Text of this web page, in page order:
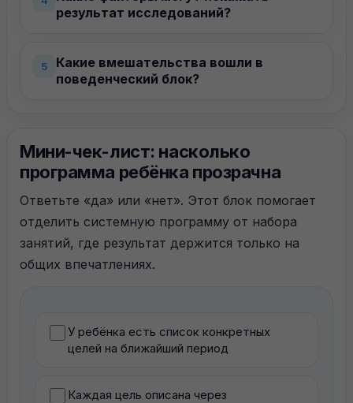
результат исследований?
5
Какие вмешательства вошли в
поведенческий блок?
Мини-чек-лист: насколько
программа ребёнка прозрачна
Ответьте «да» или «нет». Этот блок помогает
отделить системную программу от набора
занятий, где результат держится только на
общих впечатлениях.
У ребёнка есть список конкретных
целей на ближайший период
Каждая цель описана через